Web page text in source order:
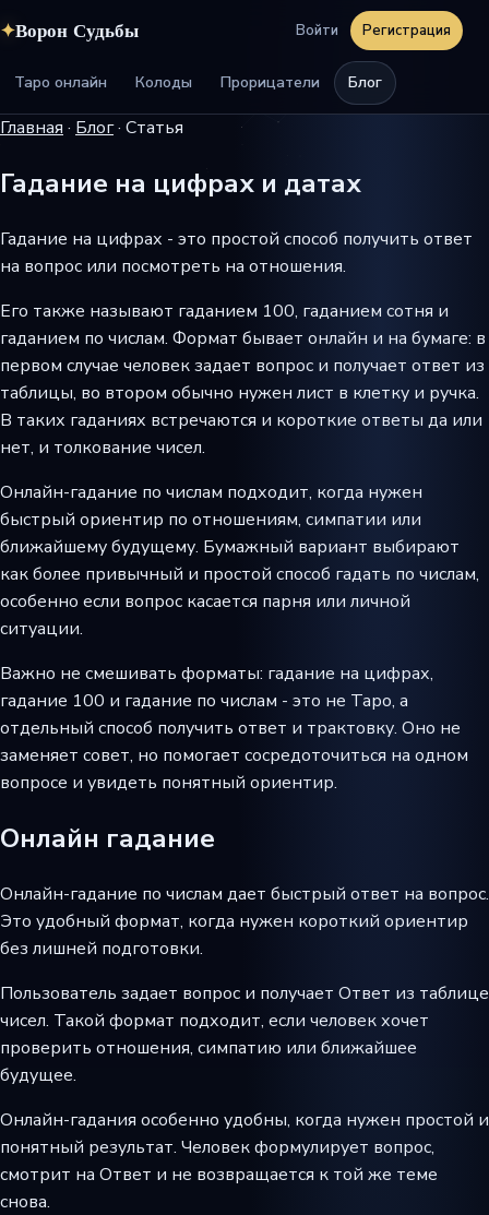
✦Ворон Судьбы
Таро онлайн Колоды Прорицатели Блог
Войти Регистрация
Главная · Блог· Статья
Гадание на цифрах и датах
Гадание на цифрах - это простой способ получить ответ
на вопрос или посмотреть на отношения.
Его также называют гаданием 100, гаданием сотня и
гаданием по числам. Формат бывает онлайн и на бумаге: в
первом случае человек задает вопрос и получает ответ из
таблицы, во втором обычно нужен лист в клетку и ручка.
В таких гаданиях встречаются и короткие ответы да или
нет, и толкование чисел.
Онлайн-гадание по числам подходит, когда нужен
быстрый ориентир по отношениям, симпатии или
ближайшему будущему. Бумажный вариант выбирают
как более привычный и простой способ гадать по числам,
особенно если вопрос касается парня или личной
ситуации.
Важно не смешивать форматы: гадание на цифрах,
гадание 100 и гадание по числам - это не Таро, а
отдельный способ получить ответ и трактовку. Оно не
заменяет совет, но помогает сосредоточиться на одном
вопросе и увидеть понятный ориентир.
Онлайн гадание
Онлайн-гадание по числам дает быстрый ответ на вопрос.
Это удобный формат, когда нужен короткий ориентир
без лишней подготовки.
Пользователь задает вопрос и получает Ответ из таблице
чисел. Такой формат подходит, если человек хочет
проверить отношения, симпатию или ближайшее
будущее.
Онлайн-гадания особенно удобны, когда нужен простой и
понятный результат. Человек формулирует вопрос,
смотрит на Ответ и не возвращается к той же теме
снова.